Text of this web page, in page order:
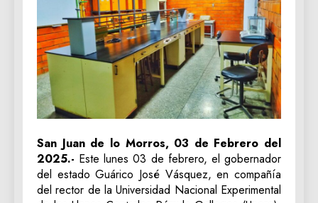
San Juan de lo Morros, 03 de Febrero del
2025.- Este lunes 03 de febrero, el gobernador
del estado Guárico José Vásquez, en compañía
del rector de la Universidad Nacional Experimental